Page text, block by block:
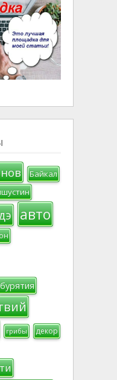
Байкал
авто
бурятия
грибы декор